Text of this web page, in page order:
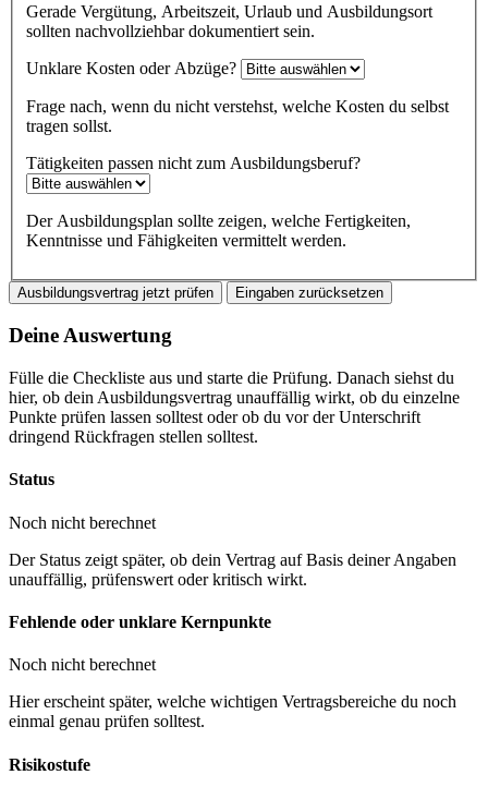
Gerade Vergütung, Arbeitszeit, Urlaub und Ausbildungsort
sollten nachvollziehbar dokumentiert sein.
Unklare Kosten oder Abzüge?
Frage nach, wenn du nicht verstehst, welche Kosten du selbst
tragen sollst.
Tätigkeiten passen nicht zum Ausbildungsberuf?
Der Ausbildungsplan sollte zeigen, welche Fertigkeiten,
Kenntnisse und Fähigkeiten vermittelt werden.
Ausbildungsvertrag jetzt prüfen Eingaben zurücksetzen
Deine Auswertung
Fülle die Checkliste aus und starte die Prüfung. Danach siehst du
hier, ob dein Ausbildungsvertrag unauffällig wirkt, ob du einzelne
Punkte prüfen lassen solltest oder ob du vor der Unterschrift
dringend Rückfragen stellen solltest.
Status
Noch nicht berechnet
Der Status zeigt später, ob dein Vertrag auf Basis deiner Angaben
unauffällig, prüfenswert oder kritisch wirkt.
Fehlende oder unklare Kernpunkte
Noch nicht berechnet
Hier erscheint später, welche wichtigen Vertragsbereiche du noch
einmal genau prüfen solltest.
Risikostufe